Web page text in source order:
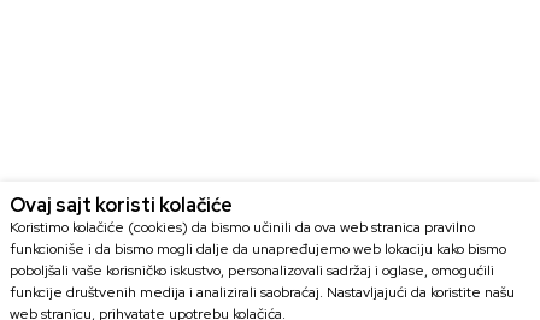
Ovaj sajt koristi kolačiće
Koristimo kolačiće (cookies) da bismo učinili da ova web stranica pravilno
funkcioniše i da bismo mogli dalje da unapređujemo web lokaciju kako bismo
poboljšali vaše korisničko iskustvo, personalizovali sadržaj i oglase, omogućili
funkcije društvenih medija i analizirali saobraćaj. Nastavljajući da koristite našu
web stranicu, prihvatate upotrebu kolačića.